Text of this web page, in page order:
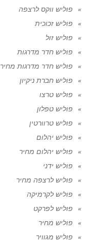
פוליש ווקס לרצפה
פוליש זכוכית
פוליש זול
פוליש חדר מדרגות
פוליש חדר מדרגות מחיר
פוליש חברת ניקיון
פוליש טרצו
פוליש טפלון
פוליש טרוורטין
פוליש יהלום
פוליש יהלום מחיר
פוליש ידני
פוליש לרצפה מחיר
פוליש לקרמיקה
פוליש לפרקט
פוליש מחיר
פוליש מגוויר